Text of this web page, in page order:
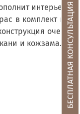
интерьер.
в комплект не
очень
и кожзама. ВБЕСПЛАТНАЯ КОНСУЛЬТАЦИЯ